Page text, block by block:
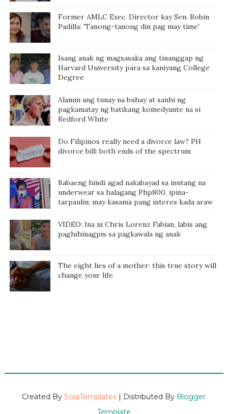
Former AMLC Exec. Director kay Sen. Robin
Padilla: 'Tanong-tanong din pag may time'
Isang anak ng magsasaka ang tinanggap ng
Harvard University para sa kaniyang College
Degree
Alamin ang tunay na buhay at sanhi ng
pagkamatay ng batikang komedyante na si
Redford White
Do Filipinos really need a divorce law? PH
divorce bill: both ends of the spectrum
Babaeng hindi agad nakabayad sa inutang na
underwear sa halagang Php800, ipina-
tarpaulin; may kasama pang interes kada araw
VIDEO: Ina ni Chris Lorenz Fabian, labis ang
paghihinagpis sa pagkawala ng anak
The eight lies of a mother: this true story will
change your life
Created BySoraTemplates | Distributed By Blogger
Template